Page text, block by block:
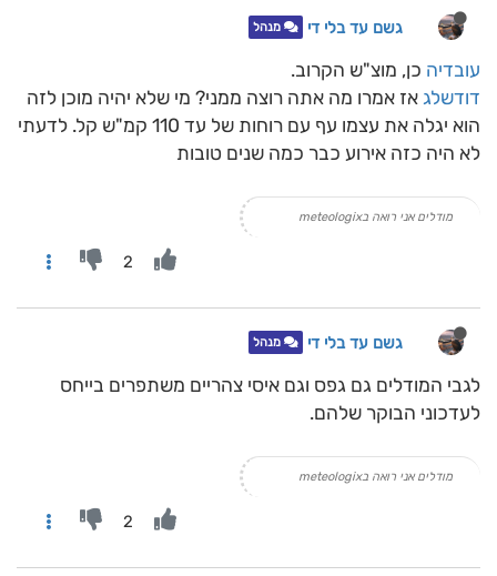
גשם עד בלי די מנהל
עובדיה כן, מוצ"ש הקרוב.
דודשלג אז אמרו מה אתה רוצה ממני? מי שלא יהיה מוכן לזה
הוא יגלה את עצמו עף עם רוחות של עד 110 קמ"ש קל. לדעתי
לא היה כזה אירוע כבר כמה שנים טובות
מודלים אני רואה בmeteologix
2
גשם עד בלי די מנהל
לגבי המודלים גם גפס וגם איסי צהריים משתפרים בייחס
לעדכוני הבוקר שלהם.
מודלים אני רואה בmeteologix
2